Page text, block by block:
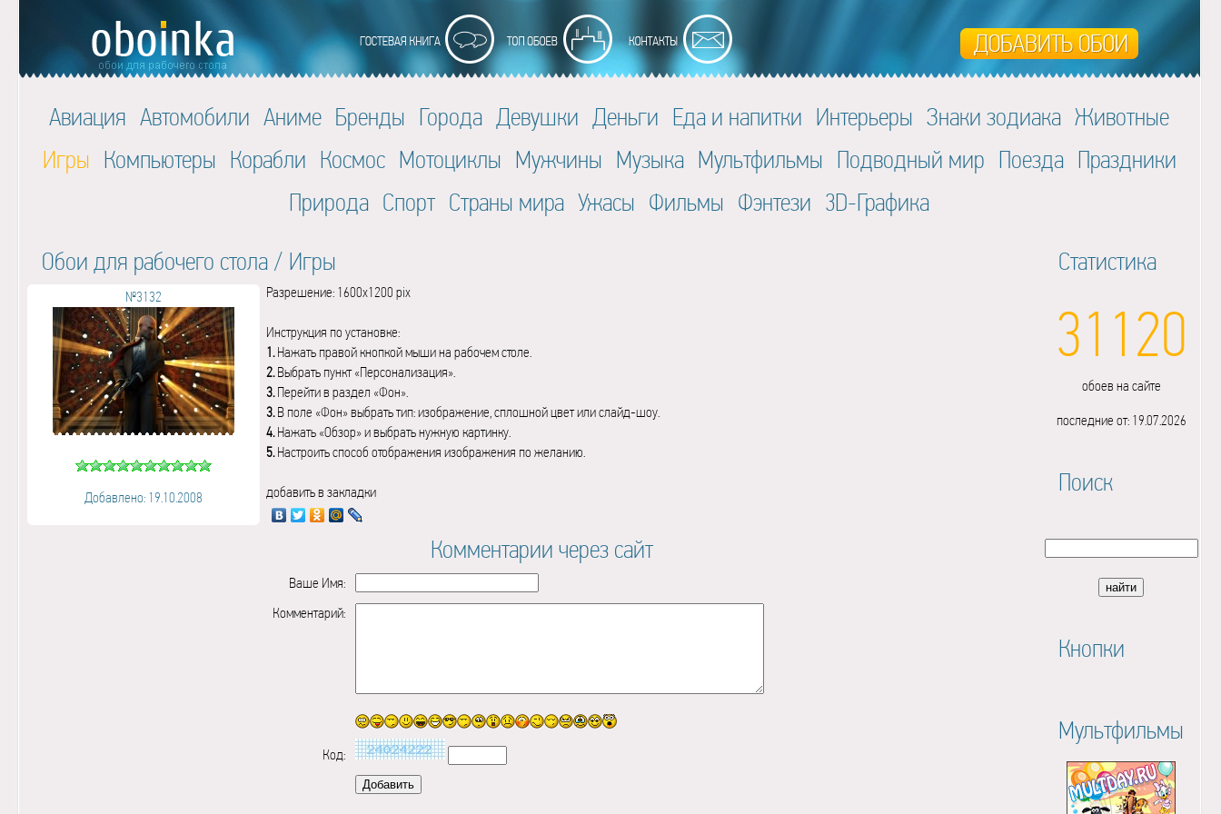
Авиация Автомобили Аниме Бренды Города Девушки Деньги Еда и напитки Интерьеры Знаки зодиака Животные
Игры Компьютеры Корабли Космос Мотоциклы Мужчины Музыка Мультфильмы Подводный мир Поезда Праздники
Природа Спорт Страны мира Ужасы Фильмы Фэнтези 3D-Графика
Обои для рабочего стола/ Игры
№3132
Добавлено: 19.10.2008
Разрешение: 1600x1200 pix
Инструкция по установке:
1.Нажать правой кнопкой мыши на рабочем столе.
2.Выбрать пункт «Персонализация».
3.Перейти в раздел «Фон».
3.В поле «Фон» выбрать тип: изображение, сплошной цвет или слайд-шоу.
4.Нажать «Обзор» и выбрать нужную картинку.
5.Настроить способ отображения изображения по желанию.
добавить в закладки
Комментарии через сайт
Ваше Имя:
Комментарий:
Код:
Статистика
31120
обоев на сайте
последние от: 19.07.2026
Поиск
Кнопки
Мультфильмы